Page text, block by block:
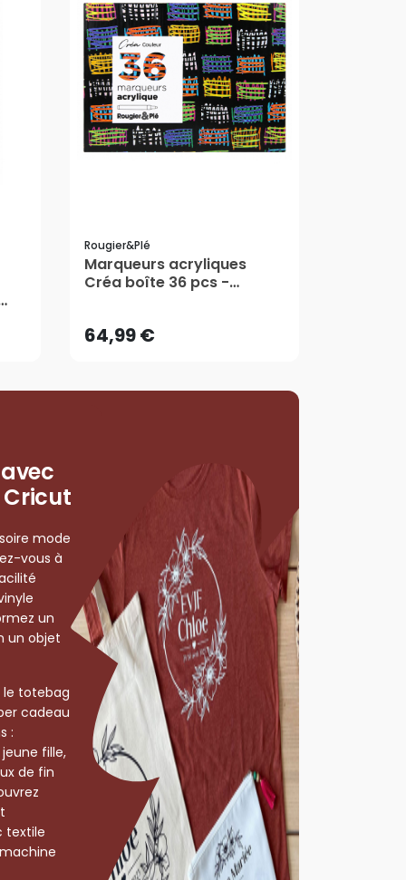
Rougier&plé
Marqueurs acryliques
Créa boîte 36 pcs -
64,99 €
64,99 €
mode
vous à
un
un objet
le totebag
cadeau
:
fille,
de fin
textile